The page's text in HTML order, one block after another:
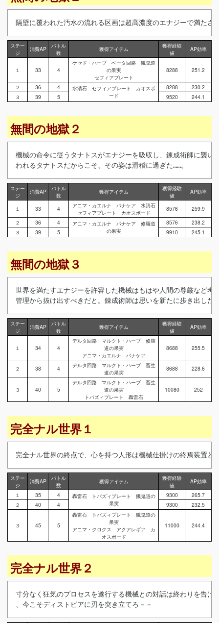
隔壁に覆われた汚水の流れる区画は超高濃度のエナジーで満たさ
ステー
ジ
消費AP
バトル
数
獲得アイテム
獲得経験
値
AP効率
１ 33 4
ケセド・ハーブ ベータ回路 餓鬼道
の果実
セフィアプレート
8288 251.2
２ 36 4
水清石 セフィアプレート カオスボ
ード
8288
230.2
３
39 5 9520 244.1
無間の地獄２
機械の命令に従うタナトスがエナジーを吸収し、錬成術師に襲い
われるタナトスだからこそ、その姿は滑稽に過ぎた……。
ステー
ジ
消費AP
バトル
数
獲得アイテム
獲得経験
値
AP効率
１ 33 4
アニマ・カエルナ パナケア 水清石
セフィアプレート カオスボード
8576
259.9
２
36 4
アニマ・カエルナ パナケア 修羅道
の果実
8576
238.2
３
39 5 9910 245.1
無間の地獄３
世界を満たすエナジーを許容した機械はもはや人間の尊厳など考
管理から⁯抜け出すべきだと。錬成術師は思いを新たに歩き出した
ステー
ジ
消費AP
バトル
数
獲得アイテム
獲得経験
値
AP効率
１ 34 4
デルタ回路 マルクト・ハーブ 修羅
道の果実
アニマ・カエルナ パナケア
8688 255.5
２ 38 4
デルタ回路 マルクト・ハーブ 畜生
道の果実
8688 228.6
３ 40 5
デルタ回路 マルクト・ハーブ 畜生
道の果実
トパズィプレート 轟雷石
10080 252
完全ナル世界１
完全ナル世界の終点で、心を持つ人形は機械仕掛けの終焉装置と
ステー
ジ
消費AP
バトル
数
獲得アイテム
獲得経験
値
AP効率
１
35 4
轟雷石 トパズィプレート 餓鬼道の
果実
9300
265.7
２
40 4 9300 232.5
３ 45 5
轟雷石 トパズィプレート 餓鬼道の
果実
アニマ・クロクス アクアレギア カ
オスボード
11000 244.4
完全ナル世界２
寸分なく狂気のプロセスを遂行する機械との対話は終わりを告げ
、今こそディストピアに刃を突き立てろ－－